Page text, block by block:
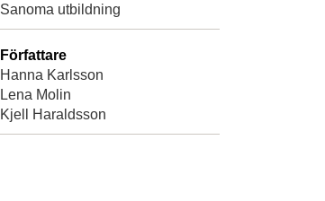
Sanoma utbildning
Författare
Hanna Karlsson
Lena Molin
Kjell Haraldsson